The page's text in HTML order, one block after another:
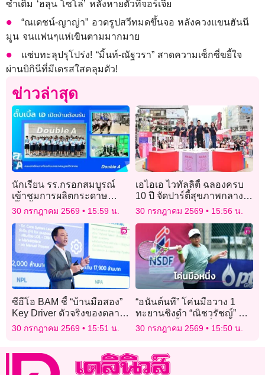
ซ้ำเติม ‘ฮลุน โซโล่’ หลังหายตัวที่จอร์เจีย
“ณเดชน์-ญาญ่า” อวดรูปสวีทมดขึ้นจอ หลังควงแขนฮันนี
มูน จนแฟนๆแห่เขินตามมากมาย
แซ่บทะลุปรุโปร่ง! “มิ้นท์-ณัฐวรา” สาดความเซ็กซี่ขยี้ใจ
ผ่านบิกินีที่มีเดรสใสคลุมตัว!
ข่าวล่าสุด
นักเรียน รร.กรอกสมบูรณ์
เข้าชมการผลิตกระดาษ
ดั๊บเบิ้ล เอ จุดประกายการ
30 กรกฎาคม 2569 15:59 น.
เอไอเอ ไวทัลลิตี้ ฉลองครบ
10 ปี จัดปาร์ตี้สุขภาพกลางใจ
เมือง “10th Anniversary AIA
Vitality in the City”
30 กรกฎาคม 2569 15:56 น.
ซีอีโอ BAM ชี้ “บ้านมือสอง”
Key Driver ตัวจริงของตลาด
อสังหาริมทรัพย์ไทย
30 กรกฎาคม 2569 15:51 น.
“อนันต์นที” โค่นมือวาง 1
ทะยานชิงดำ “ณิชวรัชญ์” มี
ลุ้นแชมป์ทั้งหญิงเดี่ยว-คู่ ศึก
เทนนิส “เอเชียน โฟร์ทีน”
30 กรกฎาคม 2569 15:50 น.